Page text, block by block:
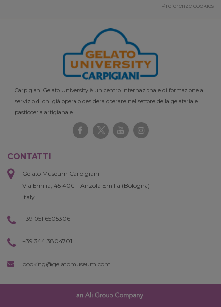
Preferenze cookies
Carpigiani Gelato University è un centro internazionale di formazione al
servizio di chi già opera o desidera operare nel settore della gelateria e
pasticceria artigianale.
CONTATTI
Gelato Museum Carpigiani
Via Emilia, 45 40011 Anzola Emilia (Bologna)
Italy
+39 051 6505306
+39 344 3804701
booking@gelatomuseum.com